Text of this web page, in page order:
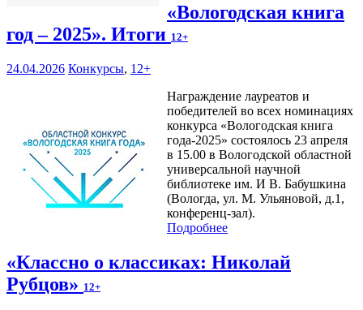
«Вологодская книга
год – 2025». Итоги 12+
24.04.2026 Конкурсы, 12+
Награждение лауреатов и
победителей во всех номинациях
конкурса «Вологодская книга
года-2025» состоялось 23 апреля
в 15.00 в Вологодской областной
универсальной научной
библиотеке им. И В. Бабушкина
(Вологда, ул. М. Ульяновой, д.1,
конференц-зал).
Подробнее
«Классно о классиках: Николай
Рубцов» 12+